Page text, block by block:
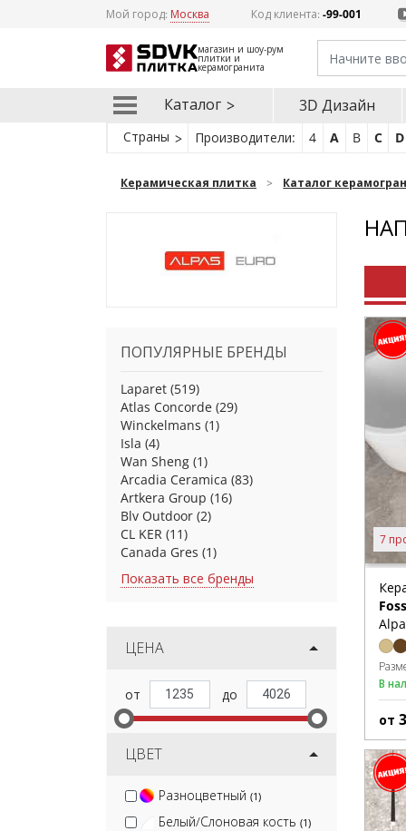
Мой город: Москва Код клиента:-99-001
магазин и шоу-рум
плитки и
керамогранита
Каталог 3D Дизайн
Страны Производители: 4 A B C D
Керамическая плитка Каталог
ПОПУЛЯРНЫЕ БРЕНДЫ
Laparet (519)
Atlas Concorde (29)
Winckelmans (1)
Isla (4)
Wan Sheng (1)
Arcadia Ceramica (83)
Artkera Group (16)
Blv Outdoor (2)
CL KER (11)
Canada Gres (1)
Показать все бренды
ЦЕНА
ЦВЕТ
Разноцветный (1)
Белый/Слоновая кость (1)
7
В
от